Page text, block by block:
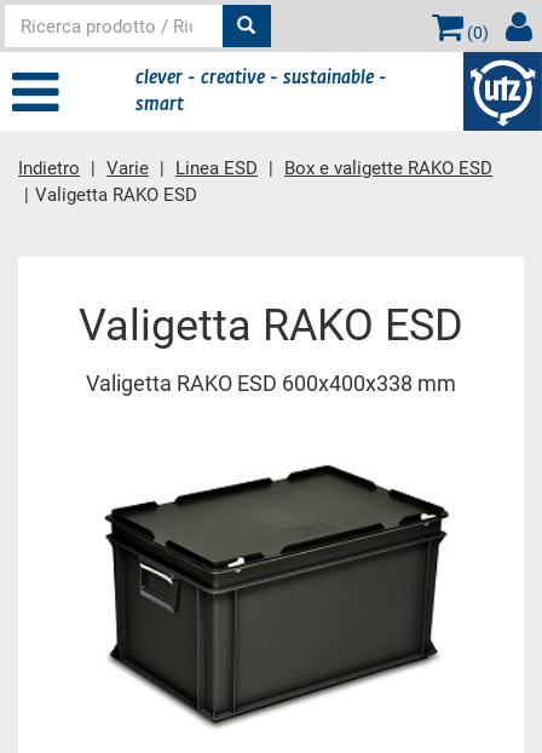
(0)
clever - creative - sustainable -
smart
Indietro Varie Linea ESD
Box e valigette RAKO ESD
Valigetta RAKO ESD
Valigetta RAKO ESD
Valigetta RAKO ESD 600x400x338 mm